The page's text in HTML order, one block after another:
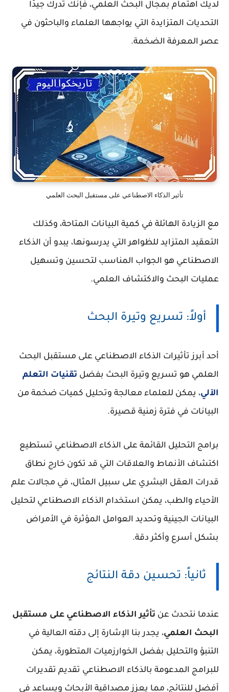
لديك اهتمام بمجال البحث العلمي، فإنك تدرك جيدًا
التحديات المتزايدة التي يواجهها العلماء والباحثون في
عصر المعرفة الضخمة.
تأثير الذكاء الاصطناعي على مستقبل البحث العلمي
مع الزيادة الهائلة في كمية البيانات المتاحة، وكذلك
التعقيد المتزايد للظواهر التي يدرسونها، يبدو أن الذكاء
الاصطناعي هو الجواب المناسب لتحسين وتسهيل
عمليات البحث والاكتشاف العلمي.
أولاً: تسريع وتيرة البحث
أحد أبرز تأثيرات الذكاء الاصطناعي على مستقبل البحث
العلمي هو تسريع وتيرة البحث بفضل تقنيات التعلم
الآلي، يمكن للعلماء معالجة وتحليل كميات ضخمة من
البيانات في فترة زمنية قصيرة.
برامج التحليل القائمة على الذكاء الاصطناعي تستطيع
اكتشاف الأنماط والعلاقات التي قد تكون خارج نطاق
قدرات العقل البشري على سبيل المثال، في مجالات علم
الأحياء والطب، يمكن استخدام الذكاء الاصطناعي لتحليل
البيانات الجينية وتحديد العوامل المؤثرة في الأمراض
بشكل أسرع وأكثر دقة.
ثانياً: تحسين دقة النتائج
عندما نتحدث عن تأثير الذكاء الاصطناعي على مستقبل
البحث العلمي، يجدر بنا الإشارة إلى دقته العالية في
التنبؤ والتحليل بفضل الخوارزميات المتطورة، يمكن
للبرامج المدعومة بالذكاء الاصطناعي تقديم تقديرات
أفضل للنتائج، مما يعزز مصداقية الأبحاث ويساعد في